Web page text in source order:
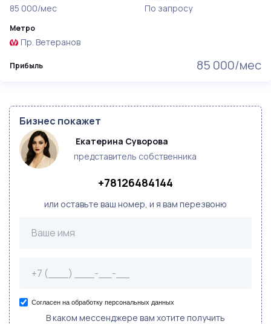
Прибыль 85 000/мес
85 000/мес По запросу
Метро
Пр. Ветеранов
Бизнес покажет
Екатерина Суворова
представитель собственника
+78126484144
или оставьте ваш номер, и я вам перезвоню
Согласен на обработку персональных данных
В каком мессенджере вам хотите получить